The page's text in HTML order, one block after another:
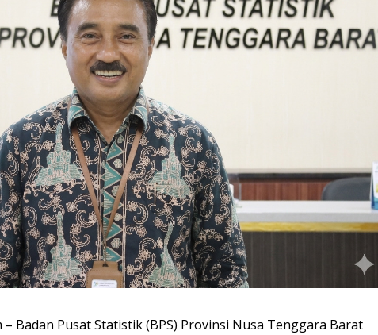
Badan Pusat Statistik (BPS) Provinsi Nusa Tenggara Barat